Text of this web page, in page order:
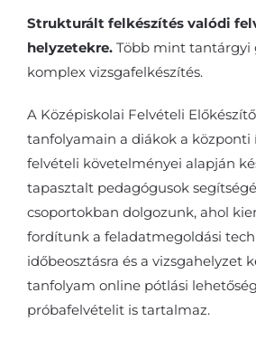
Strukturált felkészítés valódi
helyzetekre. Több mint tantárgyi
komplex vizsgafelkészítés.
A Középiskolai Felvételi
tanfolyamain a diákok a központi
felvételi követelményei alapján
tapasztalt pedagógusok
csoportokban dolgozunk, ahol
fordítunk a feladatmegoldási
időbeosztásra és a vizsgahelyzet
tanfolyam online pótlási
próbafelvételit is tartalmaz.